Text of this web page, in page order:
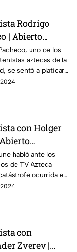
Rodrigo
| Abierto
de Tenis
uno de los
aztecas de la
se sentó a platicar
previo al
2024
con Holger
de Tenis
habló ante los
de TV Azteca
ocurrida en
y como el Abierto
2024
con
Zverev |